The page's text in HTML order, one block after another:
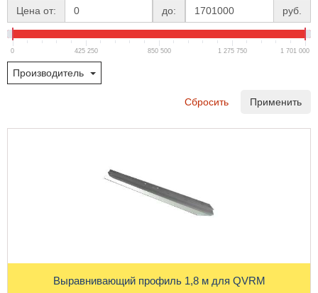
Цена от: до: руб.
0 425 250 850 500 1 275 750 1 701 000
Производитель
Сбросить Применить
Выравнивающий профиль 1,8 м для QVRM